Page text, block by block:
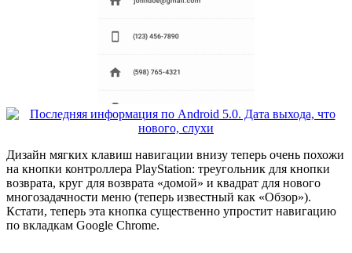
Дизайн мягких клавиш навигации внизу теперь очень похожи
на кнопки контроллера PlayStation: треугольник для кнопки
возврата, круг для возврата «домой» и квадрат для нового
многозадачности меню (теперь известный как «Обзор»).
Кстати, теперь эта кнопка существенно упростит навигацию
по вкладкам Google Chrome.